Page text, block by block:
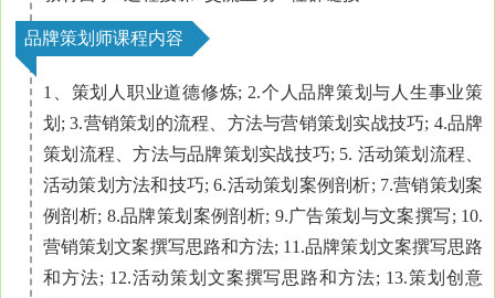
品牌策划师课程内容
1、策划人职业道德修炼; 2.个人品牌策划与人生事业策
划; 3.营销策划的流程、方法与营销策划实战技巧; 4.品牌
策划流程、方法与品牌策划实战技巧; 5. 活动策划流程、
活动策划方法和技巧; 6.活动策划案例剖析; 7.营销策划案
例剖析; 8.品牌策划案例剖析; 9.广告策划与文案撰写; 10.
营销策划文案撰写思路和方法; 11.品牌策划文案撰写思路
和方法; 12.活动策划文案撰写思路和方法; 13.策划创意